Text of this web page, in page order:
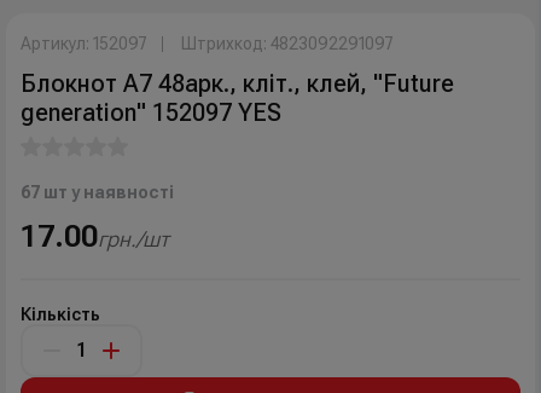
Артикул: 152097 Штрихкод: 4823092291097
Блокнот А7 48арк., кліт., клей, "Future
generation" 152097 YES
67 шт у наявності
17.00грн./шт
Кількість